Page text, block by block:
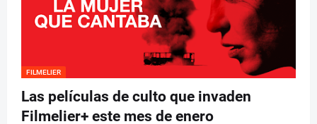
FILMELIER
Las películas de culto que invaden
Filmelier+ este mes de enero